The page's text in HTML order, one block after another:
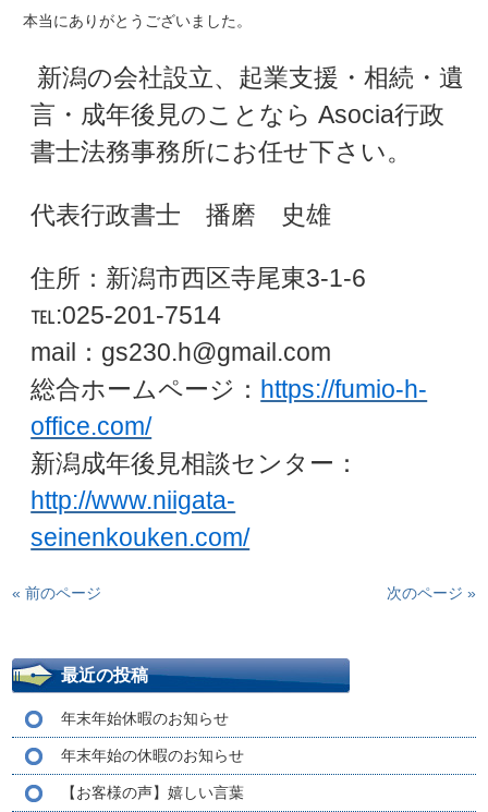
本当にありがとうございました。
新潟の会社設立、起業支援・相続・遺
言・成年後見のことなら Asocia行政
書士法務事務所にお任せ下さい。
代表行政書士 播磨 史雄
住所：新潟市西区寺尾東3-1-6
℡:025-201-7514
mail：gs230.h@gmail.com
総合ホームページ： https://fumio-h-
office.com/
新潟成年後見相談センター：
http://www.niigata-
seinenkouken.com/
« 前のページ 次のページ »
最近の投稿
年末年始休暇のお知らせ
年末年始の休暇のお知らせ
【お客様の声】嬉しい言葉